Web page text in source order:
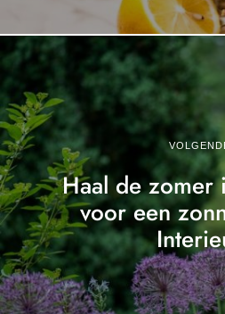
Haal de zomer
voor een